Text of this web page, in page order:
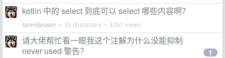
kotlin 中的 select 到底可以 select 哪些内容啊？
lurenjiauser • 35 characters • 4261 views
请大佬帮忙看一眼我这个注解为什么没能抑制
never used 警告？
1